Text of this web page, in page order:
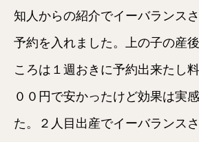
知人からの紹介でイーバランス
予約を入れました。上の子の産
ころは１週おきに予約出来たし
００円で安かったけど効果は実
た。２人目出産でイーバランス